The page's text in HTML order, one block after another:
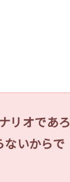
リオであろ
ないからで